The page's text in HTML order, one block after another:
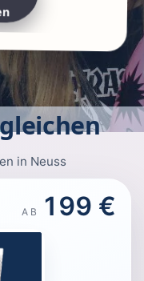
in Neuss
AB 199 €